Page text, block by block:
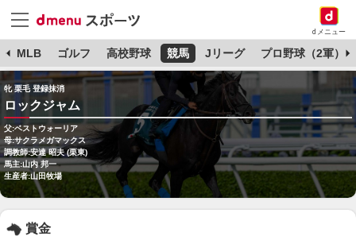
dメニュー
MLB ゴルフ 高校野球 競馬 Jリーグ プロ野球（2軍）
牝 栗毛 登録抹消
ロックジャム
父:ベストウォーリア
母:サクラメガマックス
調教師:安達 昭夫 (栗東)
馬主:山内 邦一
生産者:山田牧場
賞金